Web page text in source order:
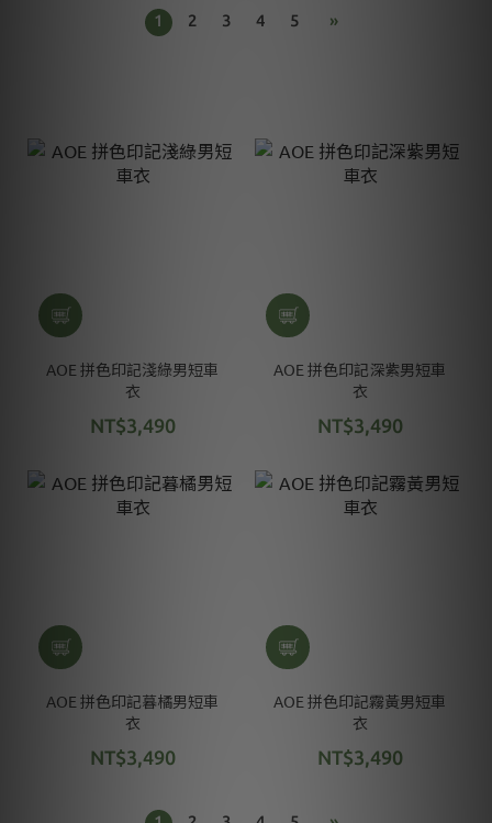
1 2 3 4 5 »
AOE 拼色印記淺綠男短車
衣
NT$3,490
AOE 拼色印記深紫男短車
衣
NT$3,490
AOE 拼色印記暮橘男短車
衣
NT$3,490
AOE 拼色印記霧黃男短車
衣
NT$3,490